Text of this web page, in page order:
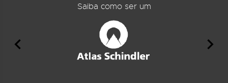
Saiba como ser um